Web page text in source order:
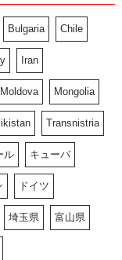
Bulgaria Chile
Iran
Moldova Mongolia
Transnistria
ル キューバ
ドイツ
埼玉県 富山県